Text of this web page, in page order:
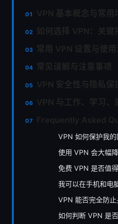
VPN 如何保护我的
使用 VPN 会大幅降
免费 VPN 是否值得
我可以在手机和电
VPN 能否完全防止
如何判断 VPN 是否